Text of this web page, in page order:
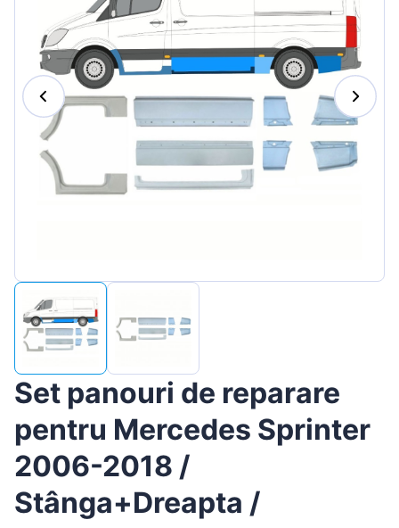
Lietuvių
Português
Slovenian
Slovenčina
Set panouri de reparare
pentru Mercedes Sprinter
2006-2018 /
Stânga+Dreapta /